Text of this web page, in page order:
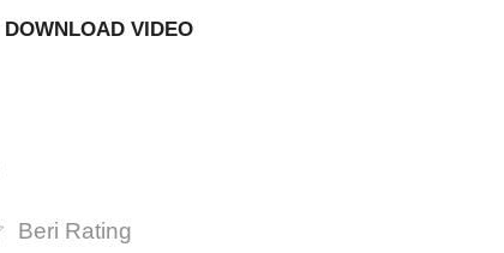
DOWNLOAD VIDEO
Beri Rating